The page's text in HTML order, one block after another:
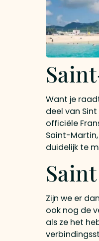
Want je
deel van
officiële
Saint-
duidelijk te
Zijn we er
ook nog de
als ze het